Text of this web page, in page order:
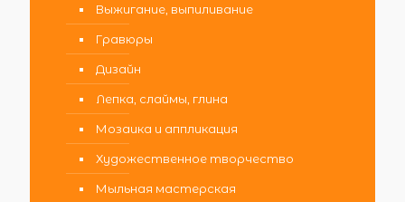
Выжигание, выпиливание
Гравюры
Дизайн
Лепка, слаймы, глина
Мозаика и аппликация
Художественное творчество
Мыльная мастерская